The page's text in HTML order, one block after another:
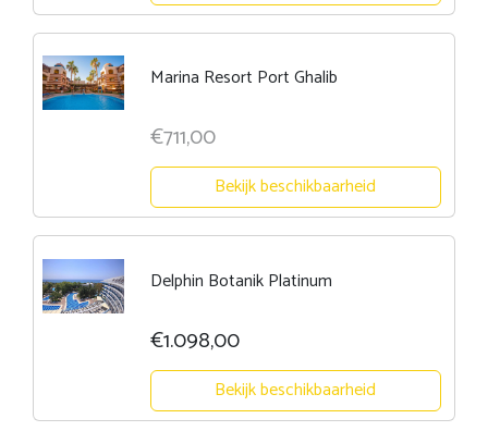
Marina Resort Port Ghalib
€711,00
Bekijk beschikbaarheid
Delphin Botanik Platinum
€1.098,00
Bekijk beschikbaarheid